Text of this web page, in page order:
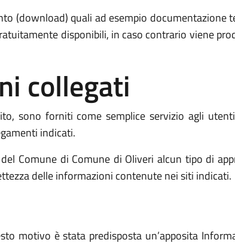
(download) quali ad esempio
disponibili, in caso contrario viene
collegati
sono forniti come semplice servizio agli
indicati.
Comune di Comune di Oliveri alcun tipo di
delle informazioni contenute nei siti indicati.
motivo è stata predisposta un’apposita